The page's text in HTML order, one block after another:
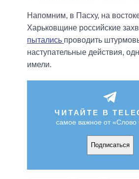
Напомним, в Пасху, на
Харьковщине российские
пытались проводить
наступательные действия,
имели.
ЧИТАЙТЕ В
самое важное от «Слово
Подписаться